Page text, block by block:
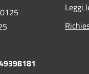
Leggi